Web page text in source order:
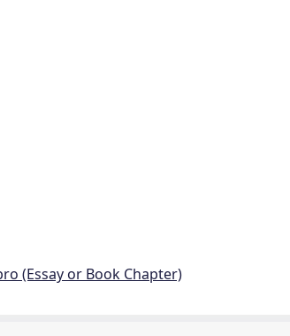
(Essay or Book Chapter)